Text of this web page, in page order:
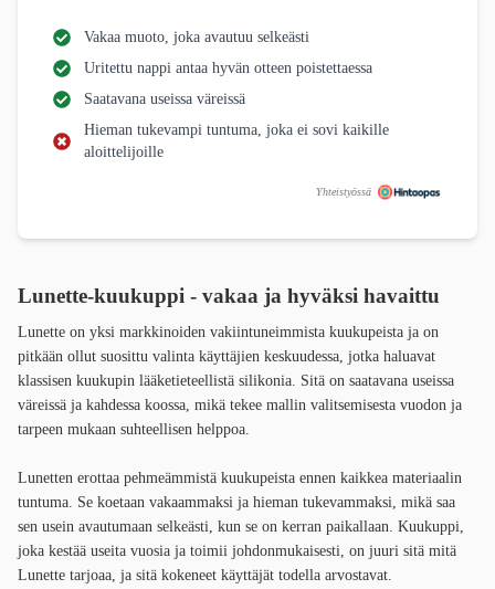
Vakaa muoto, joka avautuu selkeästi
Uritettu nappi antaa hyvän otteen poistettaessa
Saatavana useissa väreissä
Hieman tukevampi tuntuma, joka ei sovi kaikille
aloittelijoille
Yhteistyössä
Lunette-kuukuppi - vakaa ja hyväksi havaittu
Lunette on yksi markkinoiden vakiintuneimmista kuukupeista ja on
pitkään ollut suosittu valinta käyttäjien keskuudessa, jotka haluavat
klassisen kuukupin lääketieteellistä silikonia. Sitä on saatavana useissa
väreissä ja kahdessa koossa, mikä tekee mallin valitsemisesta vuodon ja
tarpeen mukaan suhteellisen helppoa.
Lunetten erottaa pehmeämmistä kuukupeista ennen kaikkea materiaalin
tuntuma. Se koetaan vakaammaksi ja hieman tukevammaksi, mikä saa
sen usein avautumaan selkeästi, kun se on kerran paikallaan. Kuukuppi,
joka kestää useita vuosia ja toimii johdonmukaisesti, on juuri sitä mitä
Lunette tarjoaa, ja sitä kokeneet käyttäjät todella arvostavat.